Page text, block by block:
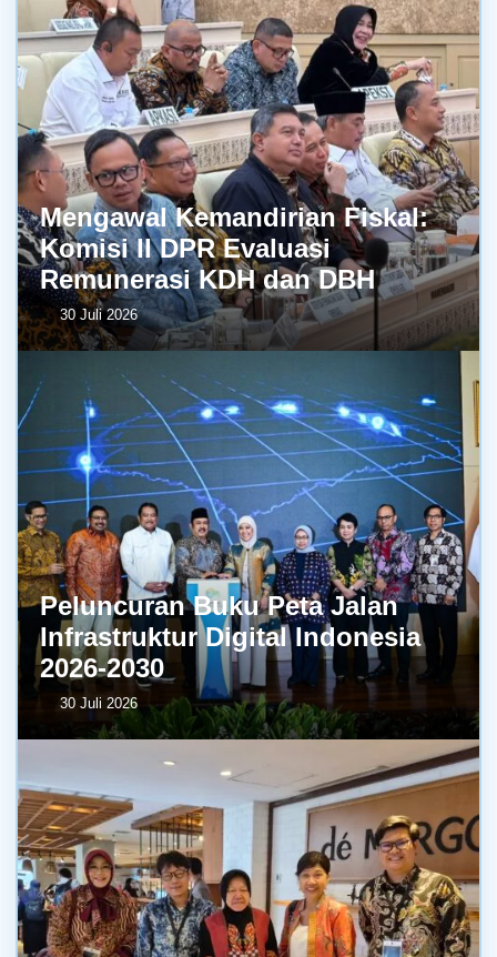
Mengawal Kemandirian Fiskal:
Komisi II DPR Evaluasi
Remunerasi KDH dan DBH
30 Juli 2026
Peluncuran Buku Peta Jalan
Infrastruktur Digital Indonesia
2026-2030
30 Juli 2026